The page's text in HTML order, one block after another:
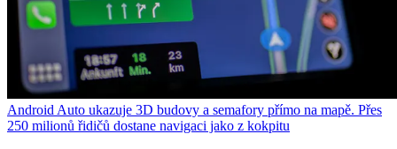
Android Auto ukazuje 3D budovy a semafory přímo na mapě. Přes
250 milionů řidičů dostane navigaci jako z kokpitu